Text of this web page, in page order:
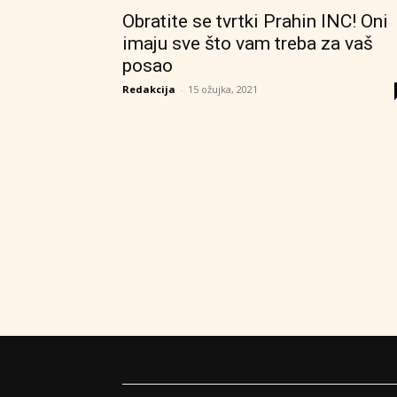
Obratite se tvrtki Prahin INC! Oni
imaju sve što vam treba za vaš
posao
Redakcija - 15 ožujka, 2021